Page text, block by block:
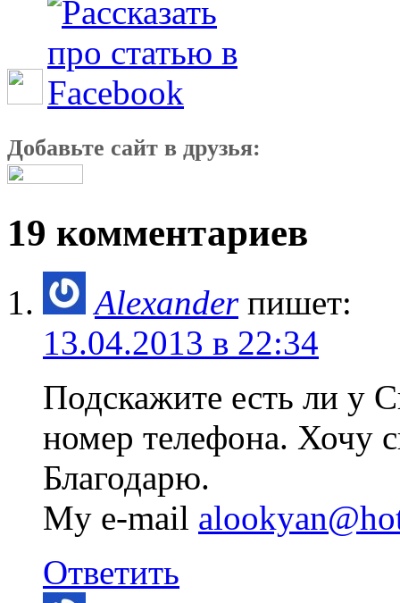
Добавьте сайт в друзья:
19 комментариев
Alexander пишет:
13.04.2013 в 22:34
Подскажите есть ли у
номер телефона. Хочу
Благодарю.
My e-mail
Ответить